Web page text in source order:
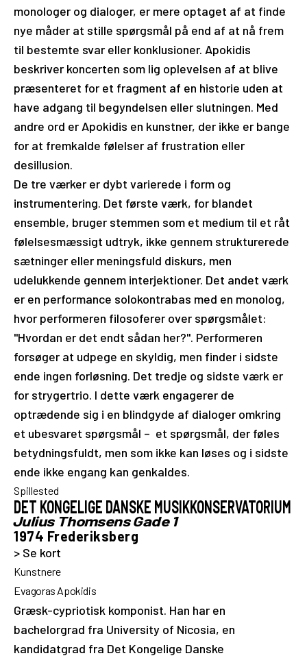
monologer og dialoger, er mere optaget af at finde
nye måder at stille spørgsmål på end af at nå frem
til bestemte svar eller konklusioner. Apokidis
beskriver koncerten som lig oplevelsen af ​​at blive
præsenteret for et fragment af en historie uden at
have adgang til begyndelsen eller slutningen. Med
andre ord er Apokidis en kunstner, der ikke er bange
for at fremkalde følelser af frustration eller
desillusion.
De tre værker er dybt varierede i form og
instrumentering. Det første værk, for blandet
ensemble, bruger stemmen som et medium til et råt
følelsesmæssigt udtryk, ikke gennem strukturerede
sætninger eller meningsfuld diskurs, men
udelukkende gennem interjektioner. Det andet værk
er en performance solokontrabas med en monolog,
hvor performeren filosoferer over spørgsmålet:
"Hvordan er det endt sådan her?". Performeren
forsøger at udpege en skyldig, men finder i sidste
ende ingen forløsning. Det tredje og sidste værk er
for strygertrio. I dette værk engagerer de
optrædende sig i en blindgyde af dialoger omkring
et ubesvaret spørgsmål – et spørgsmål, der føles
betydningsfuldt, men som ikke kan løses og i sidste
ende ikke engang kan genkaldes.
Spillested
DET KONGELIGE DANSKE MUSIKKONSERVATORIUM
Julius Thomsens Gade 1
1974 Frederiksberg
> Se kort
Kunstnere
Evagoras Apokidis
Græsk-cypriotisk komponist. Han har en
bachelorgrad fra University of Nicosia, en
kandidatgrad fra Det Kongelige Danske